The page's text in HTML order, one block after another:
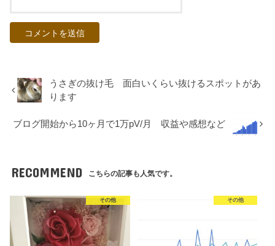
うさぎの抜け毛 面白いくらい抜けるスポットがあ
ります
ブログ開始から10ヶ月で1万pV/月 収益や感想など
RECOMMEND こちらの記事も人気です。
その他 その他